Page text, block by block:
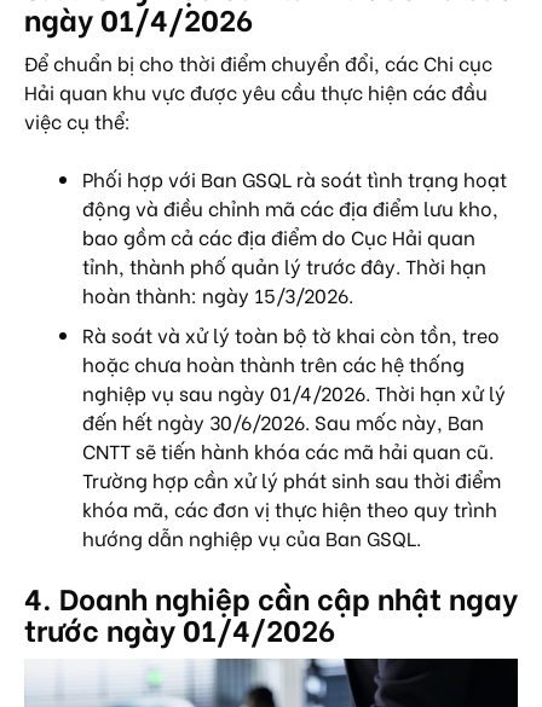
ngày 01/4/2026
Để chuẩn bị cho thời điểm chuyển đổi, các Chi cục
Hải quan khu vực được yêu cầu thực hiện các đầu
việc cụ thể:
Phối hợp với Ban GSQL rà soát tình trạng hoạt
động và điều chỉnh mã các địa điểm lưu kho,
bao gồm cả các địa điểm do Cục Hải quan
tỉnh, thành phố quản lý trước đây. Thời hạn
hoàn thành: ngày 15/3/2026.
Rà soát và xử lý toàn bộ tờ khai còn tồn, treo
hoặc chưa hoàn thành trên các hệ thống
nghiệp vụ sau ngày 01/4/2026. Thời hạn xử lý
đến hết ngày 30/6/2026. Sau mốc này, Ban
CNTT sẽ tiến hành khóa các mã hải quan cũ.
Trường hợp cần xử lý phát sinh sau thời điểm
khóa mã, các đơn vị thực hiện theo quy trình
hướng dẫn nghiệp vụ của Ban GSQL.
4. Doanh nghiệp cần cập nhật ngay
trước ngày 01/4/2026